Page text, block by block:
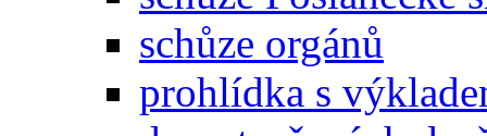
schůze orgánů
prohlídka s